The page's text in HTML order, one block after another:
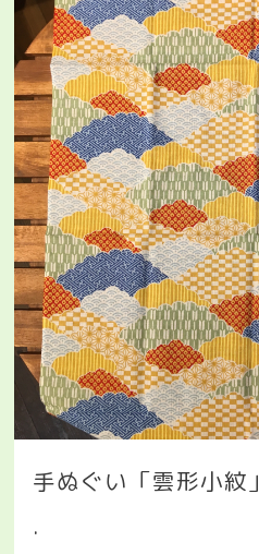
手ぬぐい「雲形小紋」
.